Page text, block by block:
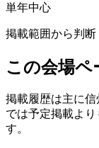
単年中心
掲載範囲から判断
この会場ペ
掲載履歴は主に
では予定掲載よ
す。